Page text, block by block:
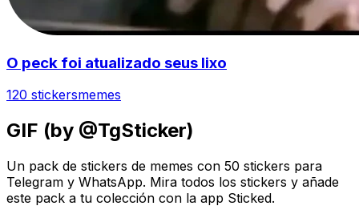
O peck foi atualizado seus lixo
120 stickersmemes
GIF (by @TgSticker)
Un pack de stickers de memes con 50 stickers para
Telegram y WhatsApp. Mira todos los stickers y añade
este pack a tu colección con la app Sticked.